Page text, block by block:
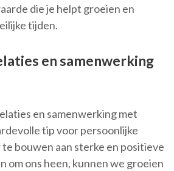
die je helpt groeien en
tijden.
en samenwerking
en samenwerking met
tip voor persoonlijke
bouwen aan sterke en positieve
om ons heen, kunnen we groeien